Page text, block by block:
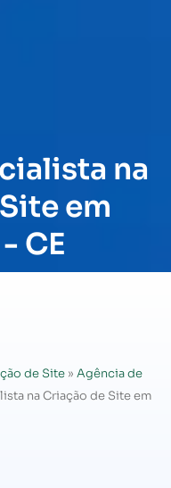
na
em
CE
de Site » Agência de
na Criação de Site em